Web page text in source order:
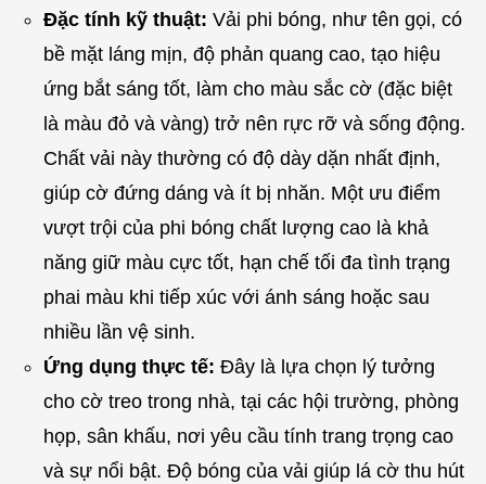
Đặc tính kỹ thuật: Vải phi bóng, như tên gọi, có
bề mặt láng mịn, độ phản quang cao, tạo hiệu
ứng bắt sáng tốt, làm cho màu sắc cờ (đặc biệt
là màu đỏ và vàng) trở nên rực rỡ và sống động.
Chất vải này thường có độ dày dặn nhất định,
giúp cờ đứng dáng và ít bị nhăn. Một ưu điểm
vượt trội của phi bóng chất lượng cao là khả
năng giữ màu cực tốt, hạn chế tối đa tình trạng
phai màu khi tiếp xúc với ánh sáng hoặc sau
nhiều lần vệ sinh.
Ứng dụng thực tế: Đây là lựa chọn lý tưởng
cho cờ treo trong nhà, tại các hội trường, phòng
họp, sân khấu, nơi yêu cầu tính trang trọng cao
và sự nổi bật. Độ bóng của vải giúp lá cờ thu hút